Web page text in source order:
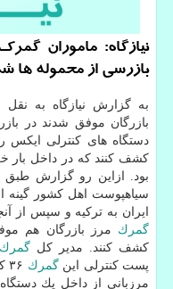
نیازگاه: ماموران
بازرسی از محموله ها
به گزارش نیازگاه به نقل
بازرگان موفق شدند در
دستگاه های كنترلی ایكس
كشف كنند كه در داخل بار
بود. ازاین رو گزارش طبق
سیاهپوست اهل كشور
ایران به تركیه و سپس از
گمرك
كشف كنند. مدیر كل گمرك
پست كنترلی اینگمرك
مرزبانی از داخل یك